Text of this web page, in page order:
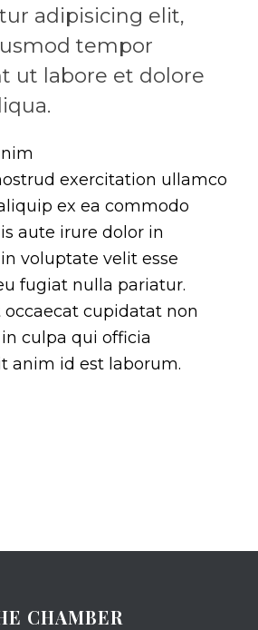
adipisicing elit,
tempor
ut labore et dolore
exercitation ullamco
ex ea commodo
aute irure dolor in
voluptate velit esse
fugiat nulla pariatur.
occaecat cupidatat non
culpa qui officia
anim id est laborum.
CHAMBER